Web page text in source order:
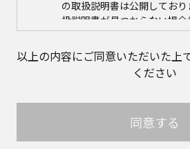
の取扱説明書は公開してお
扱説明書が見つからない場
くの当社商品の取扱店、ま
に直接お問い合わせの上、
うお願いいたします。ただ
止などの理由により、当該商
めご了承ください。
本ウェブサイトに公開されて
象商品が生産中止などの理
以上の内容にご同意いただいた上
ください
同意する